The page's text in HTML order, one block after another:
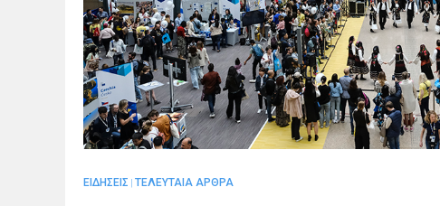
ΕΙΔΗΣΕΙΣ ΤΕΛΕΥΤΑΙΑ ΑΡΘΡΑ